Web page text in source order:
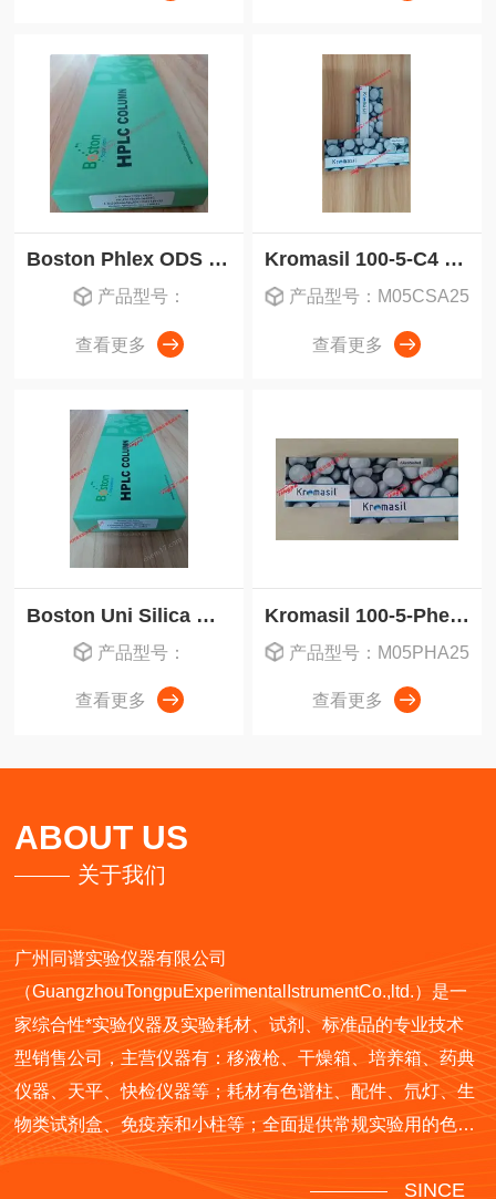
Boston Phlex ODS 波士顿液相色谱柱
产品型号：
查看更多
Kromasil 100-5-C4 液相色谱柱
产品型号：M05CSA25
查看更多
Boston Uni Silica 波士顿硅胶液相色谱柱
产品型号：
查看更多
Kromasil 100-5-Phenyl 苯基液相色谱柱
产品型号：M05PHA25
查看更多
ABOUT US
关于我们
广州同谱实验仪器有限公司
（GuangzhouTongpuExperimentalIstrumentCo.,ltd.）是一
家综合性*实验仪器及实验耗材、试剂、标准品的专业技术
型销售公司，主营仪器有：移液枪、干燥箱、培养箱、药典
仪器、天平、快检仪器等；耗材有色谱柱、配件、氘灯、生
物类试剂盒、免疫亲和小柱等；全面提供常规实验用的色谱
试剂，标准品，免疫亲和小柱，试剂盒等。我们全面代理安
捷伦、岛津等品牌色谱柱和仪器配件耗材；Waters、色谱
SINCE